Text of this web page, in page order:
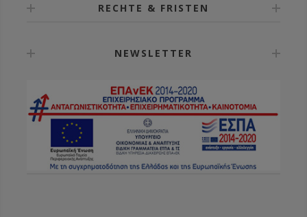
RECHTE & FRISTEN
NEWSLETTER